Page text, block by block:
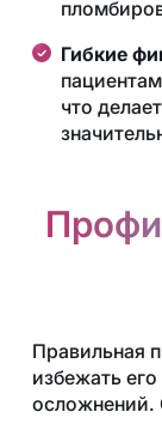
Гибкие
что
Правильная
избежать
осложнений.